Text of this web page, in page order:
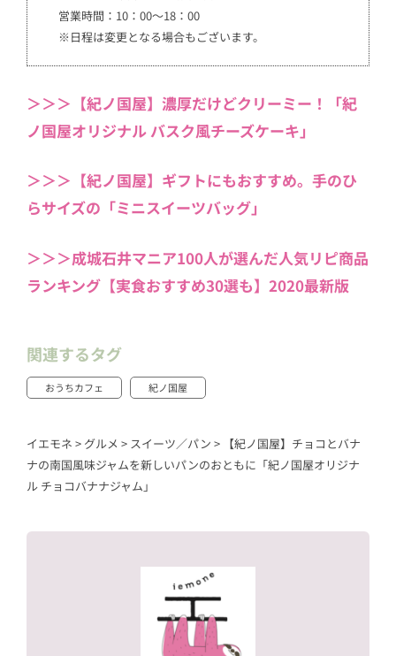
営業時間：10：00～18：00
※日程は変更となる場合もございます。
＞＞＞【紀ノ国屋】濃厚だけどクリーミー！「紀
ノ国屋オリジナル バスク風チーズケーキ」
＞＞＞【紀ノ国屋】ギフトにもおすすめ。手のひ
らサイズの「ミニスイーツバッグ」
＞＞＞成城石井マニア100人が選んだ人気リピ商品
ランキング【実食おすすめ30選も】2020最新版
関連するタグ
おうちカフェ 紀ノ国屋
イエモネ > グルメ > スイーツ／パン > 【紀ノ国屋】チョコとバナ
ナの南国風味ジャムを新しいパンのおともに「紀ノ国屋オリジナ
ル チョコバナナジャム」